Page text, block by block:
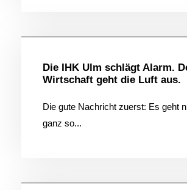
Die IHK Ulm schlägt Alarm.
Wirtschaft geht die Luft aus.
Die gute Nachricht zuerst: Es geht
ganz so...